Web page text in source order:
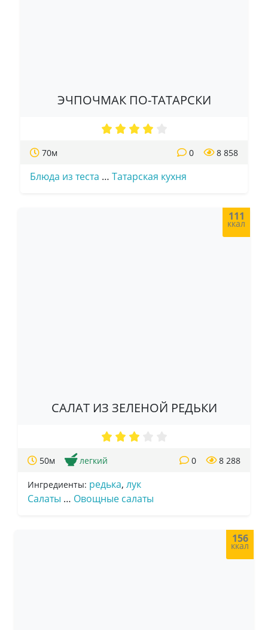
ЭЧПОЧМАК ПО-ТАТАРСКИ
70м 8 858
0
Блюда из теста … Татарская кухня
111
ккал
САЛАТ ИЗ ЗЕЛЕНОЙ РЕДЬКИ
50м легкий 8 288
0
Ингредиенты: редька, лук
Салаты … Овощные салаты
156
ккал